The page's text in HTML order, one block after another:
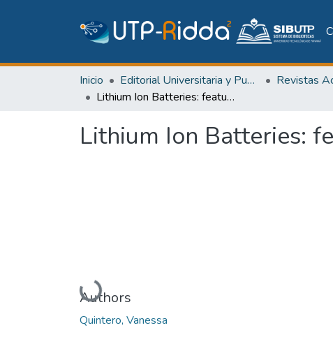
Inicio Editorial Universitaria y Publicaciones Seriadas Revistas
Lithium Ion Batteries: features and applications
Lithium Ion Batteries:
Cargando...
Authors
Quintero, Vanessa